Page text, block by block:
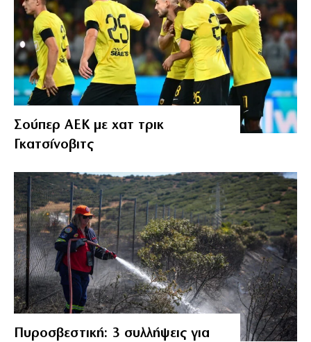
Σούπερ ΑΕΚ με χατ τρικ
Γκατσίνοβιτς
Πυροσβεστική: 3 συλλήψεις για